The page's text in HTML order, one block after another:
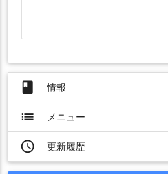
book 情報
list
メニュー
access_time
更新履歴